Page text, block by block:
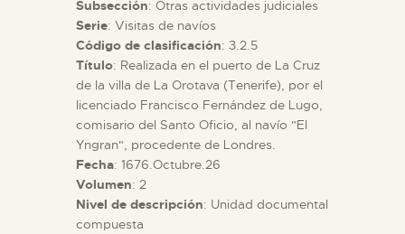
ACTIVIDADES
█
EL MUSEO
COLECCIONES
Subsección: Otras actividades judiciales
Serie: Visitas de navíos
Código de clasificación: 3.2.5
Título: Realizada en el puerto de La Cruz
de la villa de La Orotava (Tenerife), por el
licenciado Francisco Fernández de Lugo,
comisario del Santo Oficio, al navío "El
Yngran", procedente de Londres.
Fecha: 1676.Octubre.26
Volumen: 2
Nivel de descripción: Unidad documental
compuesta